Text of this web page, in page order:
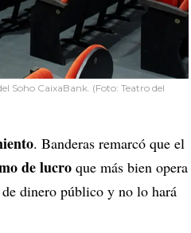
Soho CaixaBank. (Foto: Teatro del
. Banderas remarcó que el
de lucro que más bien opera
dinero público y no lo hará